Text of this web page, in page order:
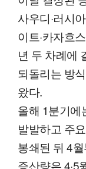
사우디·러시
이트·카자흐
년 두 차례에
되돌리는 방
왔다.
올해 1분기에
발발하고 주
봉쇄된 뒤 4
증산량은 4·5